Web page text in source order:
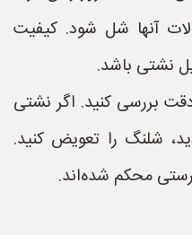
آنها شل شود. کیفیت
نشتی باشد.
بررسی کنید. اگر نشتی
شلنگ را تعویض کنید.
محکم شده‌اند.